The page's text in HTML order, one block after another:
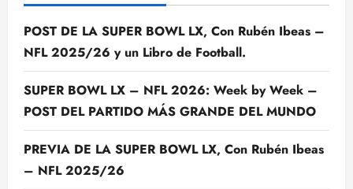
POST DE LA SUPER BOWL LX, Con Rubén Ibeas –
NFL 2025/26 y un Libro de Football.
SUPER BOWL LX – NFL 2026: Week by Week –
POST DEL PARTIDO MÁS GRANDE DEL MUNDO
PREVIA DE LA SUPER BOWL LX, Con Rubén Ibeas
– NFL 2025/26